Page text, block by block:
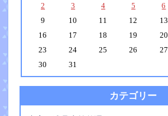
2
3 4 5 6
9
10 11 12 13
16
17 18 19 20
23
24 25 26 27
30
31
カテゴリー